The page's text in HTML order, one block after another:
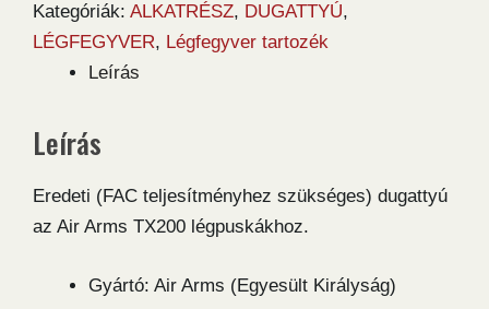
Kategóriák: ALKATRÉSZ, DUGATTYÚ,
LÉGFEGYVER, Légfegyver tartozék
Leírás
Leírás
Eredeti (FAC teljesítményhez szükséges) dugattyú
az Air Arms TX200 légpuskákhoz.
Gyártó: Air Arms (Egyesült Királyság)